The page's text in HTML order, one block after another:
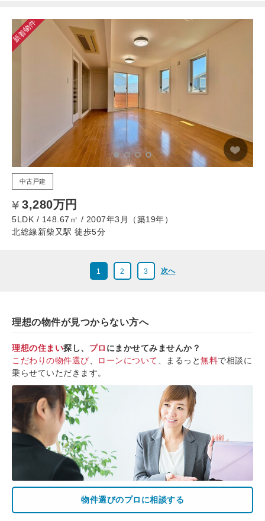
新着物件
中古戸建
3,280万円
5LDK / 148.67㎡ / 2007年3月（築19年）
北総線新柴又駅 徒歩5分
1 2 3 次へ
理想の物件が見つからない方へ
理想の住まい探し、 プロ にまかせてみませんか？
こだわりの物件選び
ローンについて 、まるっと無料で相談に
乗らせていただきます。
物件選びのプロに相談する